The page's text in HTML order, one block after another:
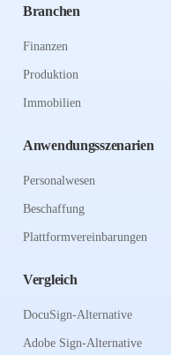
Branchen
Finanzen
Produktion
Immobilien
Anwendungsszenarien
Personalwesen
Beschaffung
Plattformvereinbarungen
Vergleich
DocuSign-Alternative
Adobe Sign-Alternative